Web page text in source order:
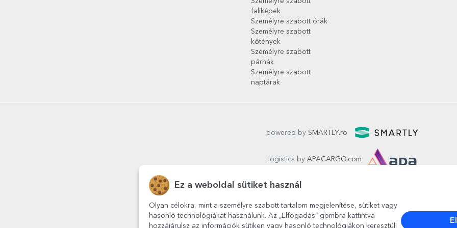
faliképek
Személyre szabott órák
Személyre szabott
kötények
Személyre szabott
párnák
Személyre szabott
naptárak
powered by SMARTLY.ro
logistics byAPACARGO.com
Ez a weboldal sütiket használ
Olyan célokra, mint a személyre szabott tartalom megjelenítése, sütiket vagy
hasonló technológiákat használunk. Az „Elfogadás” gombra kattintva
hozzájárulsz az információk sütiken vagy hasonló technológiákon keresztüli